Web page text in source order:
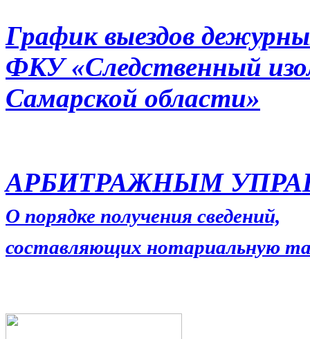
График выездов
ФКУ «Следственный
Самарской области»
АРБИТРАЖНЫМ
О порядке получения сведений,
составляющих нотариальную